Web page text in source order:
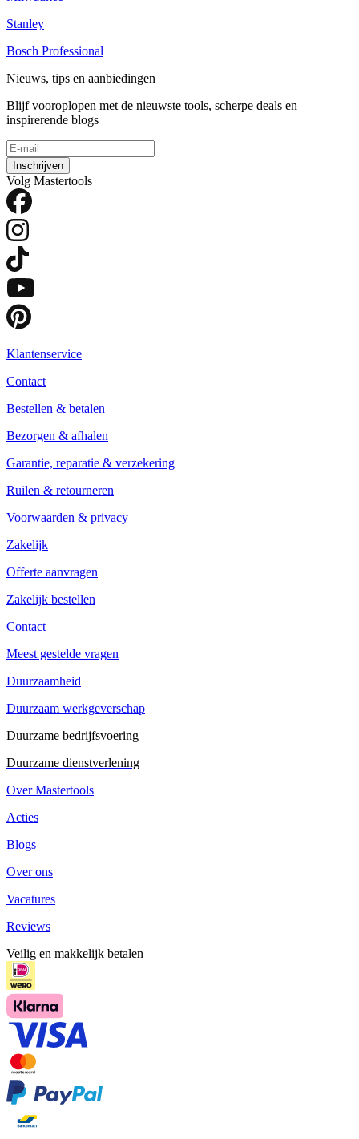
Stanley
Bosch Professional
Nieuws, tips en aanbiedingen
Blijf vooroplopen met de nieuwste tools, scherpe deals en
inspirerende blogs
Inschrijven
Volg Mastertools
Klantenservice
Contact
Bestellen & betalen
Bezorgen & afhalen
Garantie, reparatie & verzekering
Ruilen & retourneren
Voorwaarden & privacy
Zakelijk
Offerte aanvragen
Zakelijk bestellen
Contact
Meest gestelde vragen
Duurzaamheid
Duurzaam werkgeverschap
Duurzame bedrijfsvoering
Duurzame dienstverlening
Over Mastertools
Acties
Blogs
Over ons
Vacatures
Reviews
Veilig en makkelijk betalen